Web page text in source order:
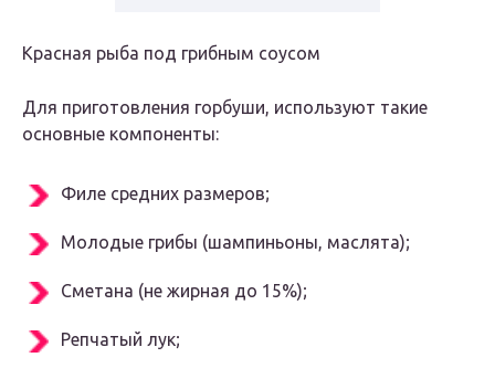
Красная рыба под грибным соусом
Для приготовления горбуши, используют такие
основные компоненты:
Филе средних размеров;
Молодые грибы (шампиньоны, маслята);
Сметана (не жирная до 15%);
Репчатый лук;